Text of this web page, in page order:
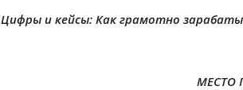
Цифры и кейсы: Как грамотно
МЕСТО